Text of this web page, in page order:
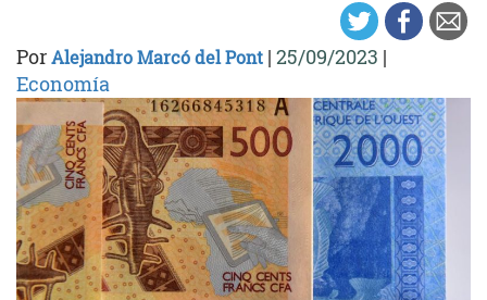
PorAlejandro Marcó del Pont | 25/09/2023 |
Economía